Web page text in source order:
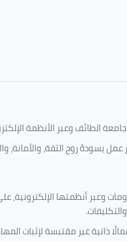
جامعة الطائف وعبر الأنظمة
يسودهُ روح الثقة،
وعبر أنظمتها
ذاتية غير مقتبسة لإثبات